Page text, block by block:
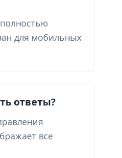
для мобильных
ответы?
все